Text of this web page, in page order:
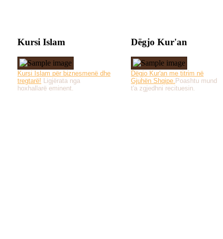
Kursi Islam
Kursi Islam për biznesmenë dhe
tregtarë! Ligjërata nga
hoxhallarë eminent.
Dëgjo Kur'an
Dëgjo Kur'an me titrim në
Gjuhën Shqipe. Poashtu mund
t'a zgjedhni recituesin.